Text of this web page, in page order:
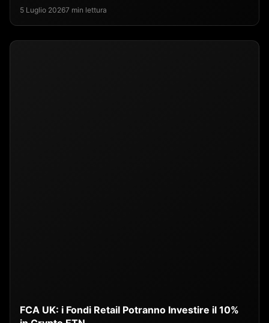
5 Luglio 20267 min lettura
FCA UK: i Fondi Retail Potranno Investire il 10%